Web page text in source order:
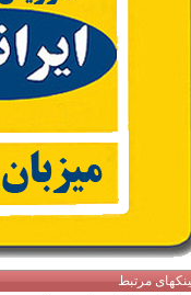
مرتبط